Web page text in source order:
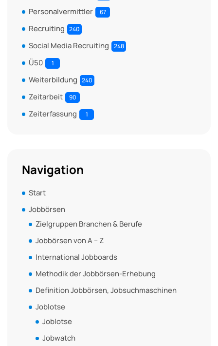
Personalvermittler 67
Recruiting 240
Social Media Recruiting 248
Ü50 1
Weiterbildung 240
Zeitarbeit 90
Zeiterfassung 1
Navigation
Start
Jobbörsen
Zielgruppen Branchen & Berufe
Jobbörsen von A – Z
International Jobboards
Methodik der Jobbörsen-Erhebung
Definition Jobbörsen, Jobsuchmaschinen
Joblotse
Joblotse
Jobwatch